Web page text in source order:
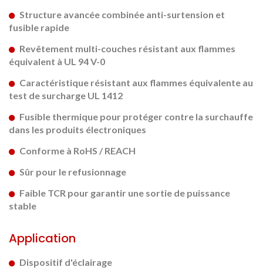
Structure avancée combinée anti-surtension et
fusible rapide
Revêtement multi-couches résistant aux flammes
équivalent à UL 94 V-0
Caractéristique résistant aux flammes équivalente au
test de surcharge UL 1412
Fusible thermique pour protéger contre la surchauffe
dans les produits électroniques
Conforme à RoHS / REACH
Sûr pour le refusionnage
Faible TCR pour garantir une sortie de puissance
stable
Application
Dispositif d'éclairage